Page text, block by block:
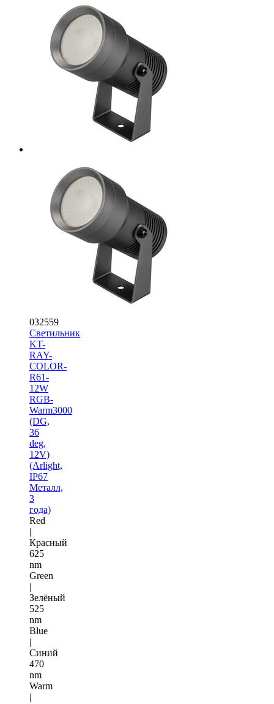
032559
Светильник
KT-
RAY-
COLOR-
R61-
12W
RGB-
Warm3000
(DG,
36
deg,
12V)
(Arlight,
IP67
Металл,
3
года)
Red
|
Красный
625
nm
Green
|
Зелёный
525
nm
Blue
|
Синий
470
nm
Warm
|